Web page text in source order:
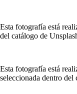
Esta fotografía está
del catálogo de
Esta fotografía está
seleccionada dentro del